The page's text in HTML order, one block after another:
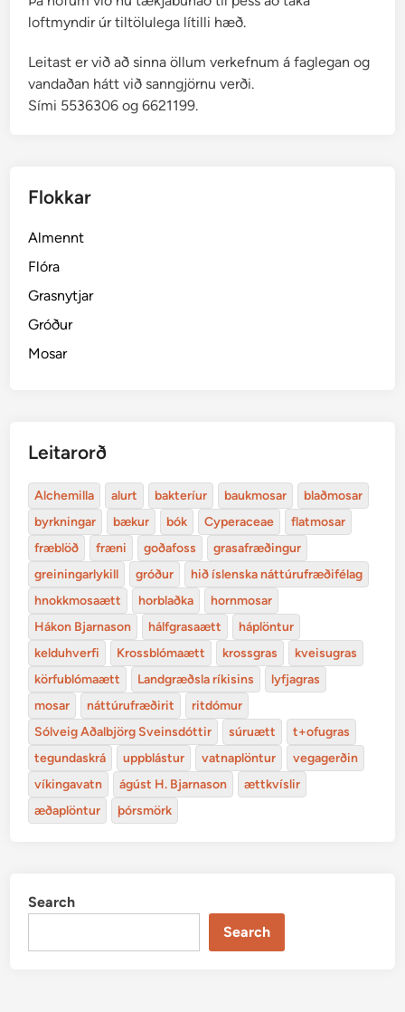
loftmyndir úr tiltölulega lítilli hæð.
Leitast er við að sinna öllum verkefnum á faglegan og
vandaðan hátt við sanngjörnu verði.
Sími 5536306 og 6621199.
Flokkar
Almennt
Flóra
Grasnytjar
Gróður
Mosar
Leitarorð
Alchemilla alurt bakteríur baukmosar
blaðmosar
byrkningar
bækur bók Cyperaceae
flatmosar
fræblöð
fræni goðafoss
grasafræðingur
greiningarlykill
gróður
hið íslenska náttúrufræðifélag
hnokkmosaætt
horblaðka
hornmosar
Hákon Bjarnason
hálfgrasaætt
háplöntur
kelduhverfi
Krossblómaætt krossgras
kveisugras
körfublómaætt
Landgræðsla ríkisins
lyfjagras
mosar
náttúrufræðirit
ritdómur
Sólveig Aðalbjörg Sveinsdóttir
súruætt
t+ofugras
tegundaskrá
uppblástur vatnaplöntur
vegagerðin
víkingavatn
ágúst H. Bjarnason
ættkvíslir
æðaplöntur
þórsmörk
Search
Search